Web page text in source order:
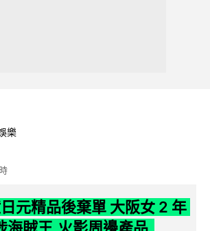
樂
元精品後棄單 大阪女 2 年